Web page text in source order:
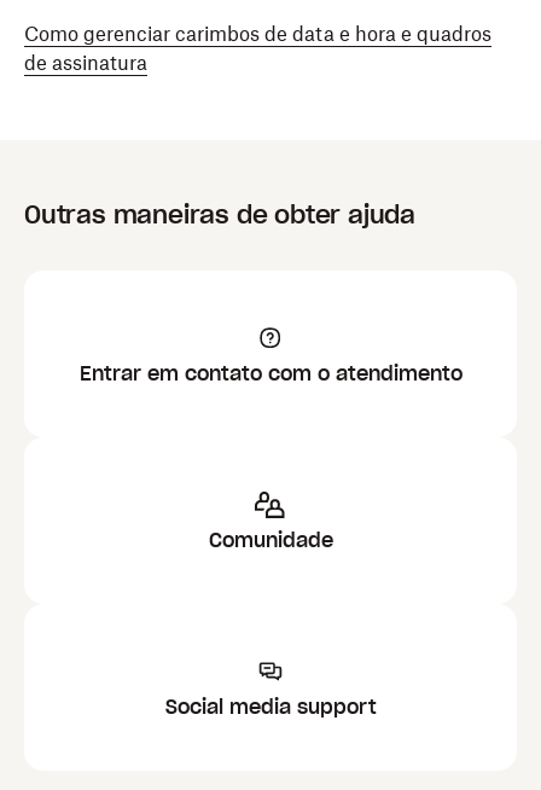
Como gerenciar carimbos de data e hora e quadros
de assinatura
Outras maneiras de obter ajuda
Entrar em contato com o atendimento
Comunidade
Social media support